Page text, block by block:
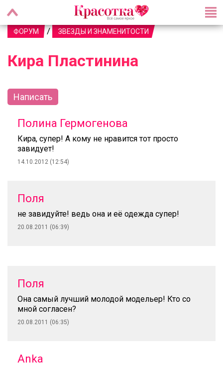
ФОРУМ / ЗВЕЗДЫ И ЗНАМЕНИТОСТИ
Кира Пластинина
Написать
Полина Гермогенова
Кира, супер! А кому не нравится тот просто
завидует!
14.10.2012 (12:54)
Поля
не завидуйте! ведь она и её одежда супер!
20.08.2011 (06:39)
Поля
Она самый лучший молодой модельер! Кто со
мной согласен?
20.08.2011 (06:35)
Anka